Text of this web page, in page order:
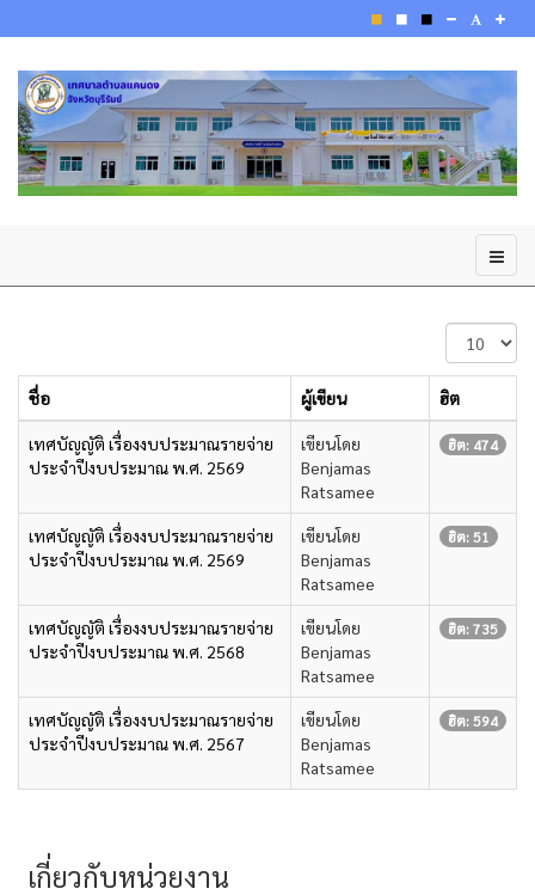
แสดง
#
ชื่อ
ผู้เขียน ฮิต
เทศบัญญัติ เรื่องงบประมาณรายจ่าย
ประจำปีงบประมาณ พ.ศ. 2569
เขียนโดย
Benjamas
Ratsamee
ฮิต: 474
เทศบัญญัติ เรื่องงบประมาณรายจ่าย
ประจำปีงบประมาณ พ.ศ. 2569
เขียนโดย
Benjamas
Ratsamee
ฮิต: 51
เทศบัญญัติ เรื่องงบประมาณรายจ่าย
ประจำปีงบประมาณ พ.ศ. 2568
เขียนโดย
Benjamas
Ratsamee
ฮิต: 735
เทศบัญญัติ เรื่องงบประมาณรายจ่าย
ประจำปีงบประมาณ พ.ศ. 2567
เขียนโดย
Benjamas
Ratsamee
ฮิต: 594
เกี่ยวกับหน่วยงาน